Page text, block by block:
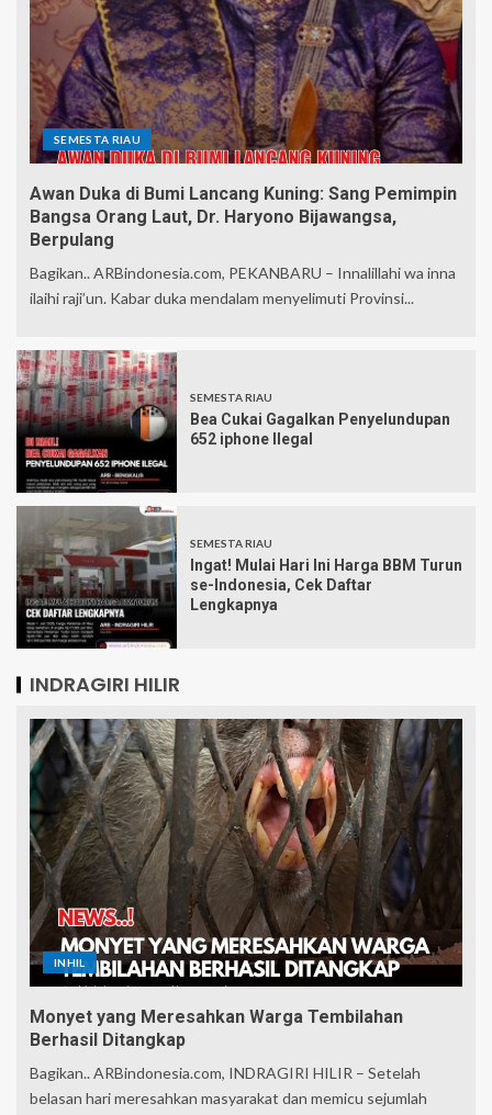
SEMESTA RIAU
Awan Duka di Bumi Lancang Kuning: Sang Pemimpin
Bangsa Orang Laut, Dr. Haryono Bijawangsa,
Berpulang
Bagikan.. ARBindonesia.com, PEKANBARU – Innalillahi wa inna
ilaihi raji’un. Kabar duka mendalam menyelimuti Provinsi...
SEMESTA RIAU
Bea Cukai Gagalkan Penyelundupan
652 iphone Ilegal
SEMESTA RIAU
Ingat! Mulai Hari Ini Harga BBM Turun
se-Indonesia, Cek Daftar
Lengkapnya
INDRAGIRI HILIR
INHIL
Monyet yang Meresahkan Warga Tembilahan
Berhasil Ditangkap
Bagikan.. ARBindonesia.com, INDRAGIRI HILIR – Setelah
belasan hari meresahkan masyarakat dan memicu sejumlah